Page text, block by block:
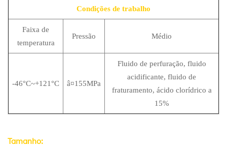
Condições de trabalho
Faixa de
temperatura
Pressão Médio
-46°C~+121°C â¤155MPa
Fluido de perfuração, fluido
acidificante, fluido de
fraturamento, ácido clorídrico a
15%
Tamanho: